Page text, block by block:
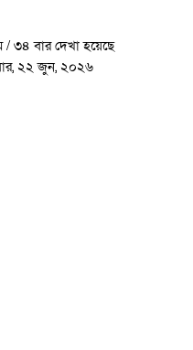
/ ৩৪ বার দেখা হয়েছে
২২ জুন, ২০২৬